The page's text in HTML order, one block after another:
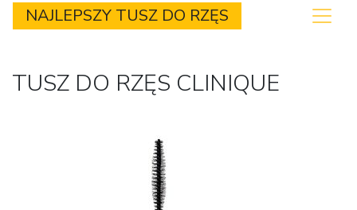
NAJLEPSZY TUSZ DO RZĘS
TUSZ DO RZĘS CLINIQUE